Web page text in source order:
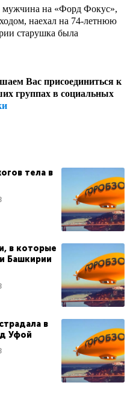
мужчина на «Форд Фокус»,
наехал на 74-летнюю
старушка была
Вас присоединиться к
группах в социальных
тела в
в которые
Башкирии
в
Уфой